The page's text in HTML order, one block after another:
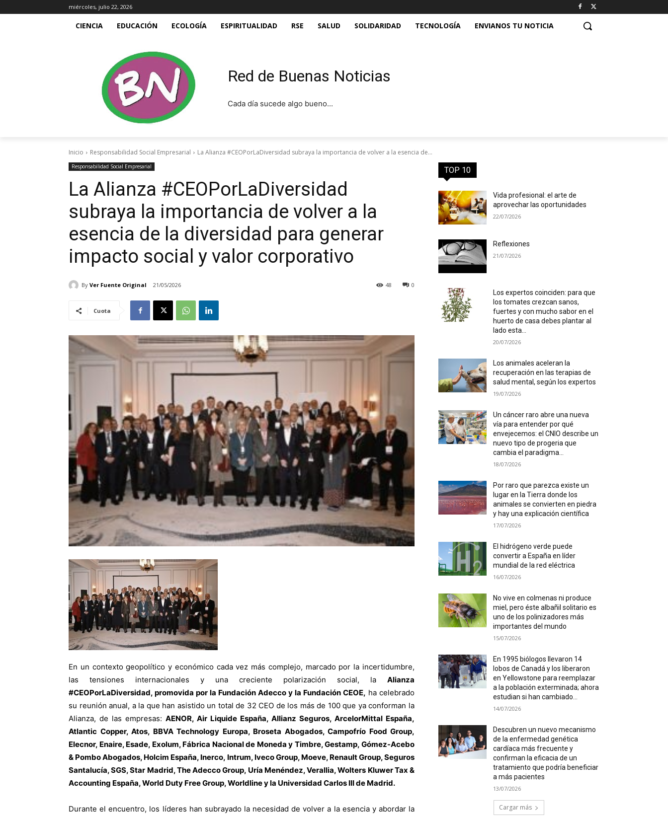
miércoles, julio 22, 2026
CIENCIA EDUCACIÓN ECOLOGÍA ESPIRITUALIDAD RSE SALUD SOLIDARIDAD TECNOLOGÍA ENVIANOS TU NOTICIA
Red de Buenas Noticias
Cada día sucede algo bueno...
Inicio Responsabilidad Social Empresarial La Alianza #CEOPorLaDiversidad subraya la importancia de volver a la esencia de...
Responsabilidad Social Empresarial
La Alianza #CEOPorLaDiversidad
subraya la importancia de volver a la
esencia de la diversidad para generar
impacto social y valor corporativo
By Ver Fuente Original 21/05/2026 0
48
Cuota
En un contexto geopolítico y económico cada vez más complejo, marcado por la incertidumbre,
las tensiones internacionales y una creciente polarización social, la Alianza
#CEOPorLaDiversidad, promovida por la Fundación Adecco y la Fundación CEOE, ha celebrado
su reunión anual, a la que han asistido un total de 32 CEO de los más de 100 que ya conforman la
Alianza, de las empresas: AENOR, Air Liquide España, Allianz Seguros, ArcelorMittal España,
Atlantic Copper, Atos, BBVA Technology Europa, Broseta Abogados, Campofrío Food Group,
Elecnor, Enaire, Esade, Exolum, Fábrica Nacional de Moneda y Timbre, Gestamp, Gómez-Acebo
& Pombo Abogados, Holcim España, Inerco, Intrum, Iveco Group, Moeve, Renault Group, Seguros
Santalucía, SGS, Star Madrid, The Adecco Group, Uría Menéndez, Verallia, Wolters Kluwer Tax &
Accounting España, World Duty Free Group, Worldline y la Universidad Carlos III de Madrid.
Durante el encuentro, los líderes han subrayado la necesidad de volver a la esencia y abordar la
TOP 10
Vida profesional: el arte de
aprovechar las oportunidades
22/07/2026
Reflexiones
21/07/2026
Los expertos coinciden: para que
los tomates crezcan sanos,
fuertes y con mucho sabor en el
huerto de casa debes plantar al
lado esta...
20/07/2026
Los animales aceleran la
recuperación en las terapias de
salud mental, según los expertos
19/07/2026
Un cáncer raro abre una nueva
vía para entender por qué
envejecemos: el CNIO describe un
nuevo tipo de progeria que
cambia el paradigma...
18/07/2026
Por raro que parezca existe un
lugar en la Tierra donde los
animales se convierten en piedra
y hay una explicación científica
17/07/2026
El hidrógeno verde puede
convertir a España en líder
mundial de la red eléctrica
16/07/2026
No vive en colmenas ni produce
miel, pero éste albañil solitario es
uno de los polinizadores más
importantes del mundo
15/07/2026
En 1995 biólogos llevaron 14
lobos de Canadá y los liberaron
en Yellowstone para reemplazar
a la población exterminada; ahora
estudian si han cambiado...
14/07/2026
Descubren un nuevo mecanismo
de la enfermedad genética
cardíaca más frecuente y
confirman la eficacia de un
tratamiento que podría beneficiar
a más pacientes
13/07/2026
Cargar más